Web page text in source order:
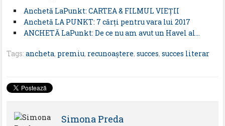
Anchetă LaPunkt: CARTEA & FILMUL VIEŢII
Anchetă LA PUNKT: 7 cărți pentru vara lui 2017
ANCHETĂ LaPunkt: De ce nu am avut un Havel al…
Tags:ancheta, premiu, recunoaștere,succes,succes literar
Simona Preda